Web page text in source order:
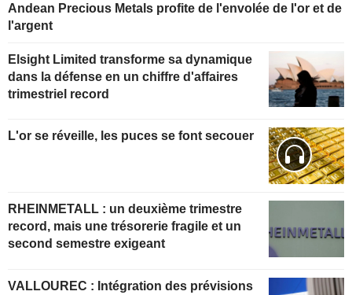
Andean Precious Metals profite de l'envolée de l'or et de
l'argent
Elsight Limited transforme sa dynamique
dans la défense en un chiffre d'affaires
trimestriel record
L'or se réveille, les puces se font secouer
RHEINMETALL : un deuxième trimestre
record, mais une trésorerie fragile et un
second semestre exigeant
VALLOUREC : Intégration des prévisions